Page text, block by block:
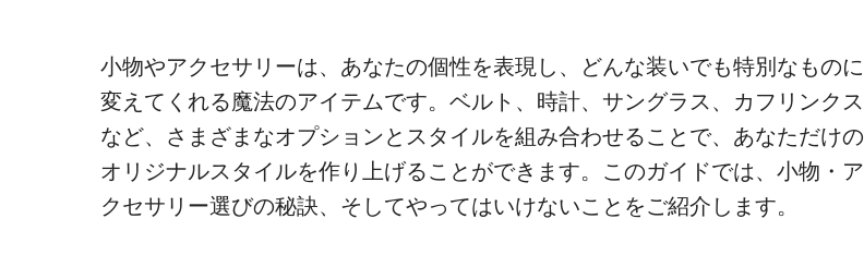
小物やアクセサリーは、あなたの個性を表現し、どんな装いでも特別なものに
変えてくれる魔法のアイテムです。ベルト、時計、サングラス、カフリンクス
など、さまざまなオプションとスタイルを組み合わせることで、あなただけの
オリジナルスタイルを作り上げることができます。このガイドでは、小物・ア
クセサリー選びの秘訣、そしてやってはいけないことをご紹介します。